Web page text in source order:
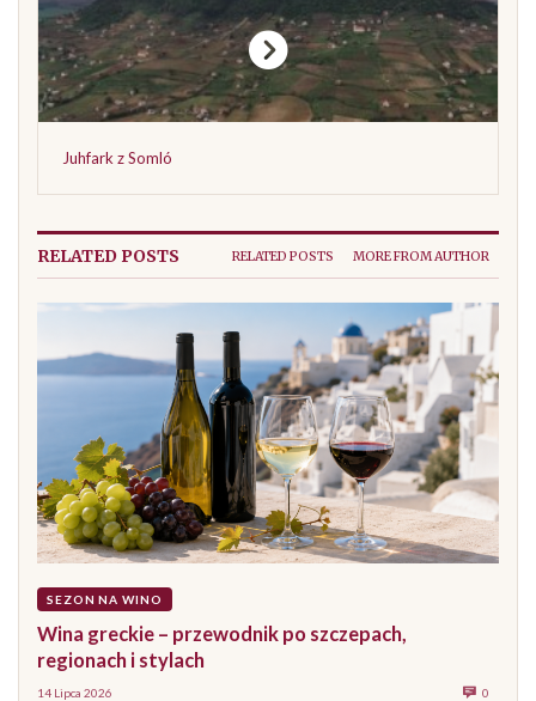
Juhfark z Somló
RELATED POSTS RELATED POSTS MORE FROM AUTHOR
SEZON NA WINO
Wina greckie – przewodnik po szczepach,
regionach i stylach
14 Lipca 2026 0